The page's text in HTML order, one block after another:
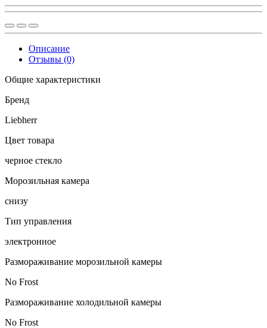
Описание
Отзывы (0)
Общие характеристики
Бренд
Liebherr
Цвет товара
черное стекло
Морозильная камера
снизу
Тип управления
электронное
Размораживание морозильной камеры
No Frost
Размораживание холодильной камеры
No Frost